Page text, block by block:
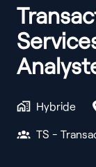
Hybride
TS -